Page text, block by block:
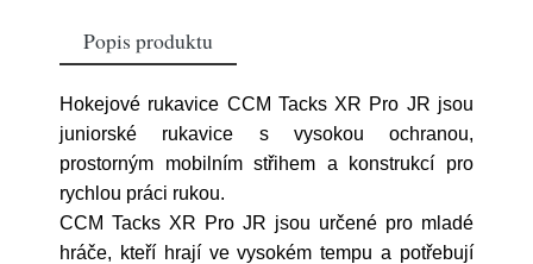
Popis produktu
Hokejové rukavice CCM Tacks XR Pro JR jsou
juniorské rukavice s vysokou ochranou,
prostorným mobilním střihem a konstrukcí pro
rychlou práci rukou.
CCM Tacks XR Pro JR jsou určené pro mladé
hráče, kteří hrají ve vysokém tempu a potřebují